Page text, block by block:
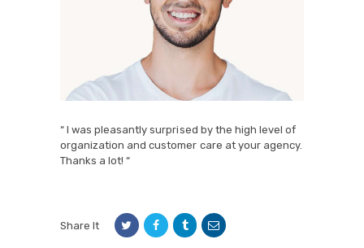
“ I was pleasantly surprised by the high level of
organization and customer care at your agency.
Thanks a lot! “
Share It